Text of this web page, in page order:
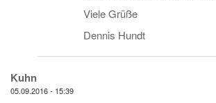
Viele Grüße
Dennis Hundt
Kuhn
05.09.2016 - 15:39